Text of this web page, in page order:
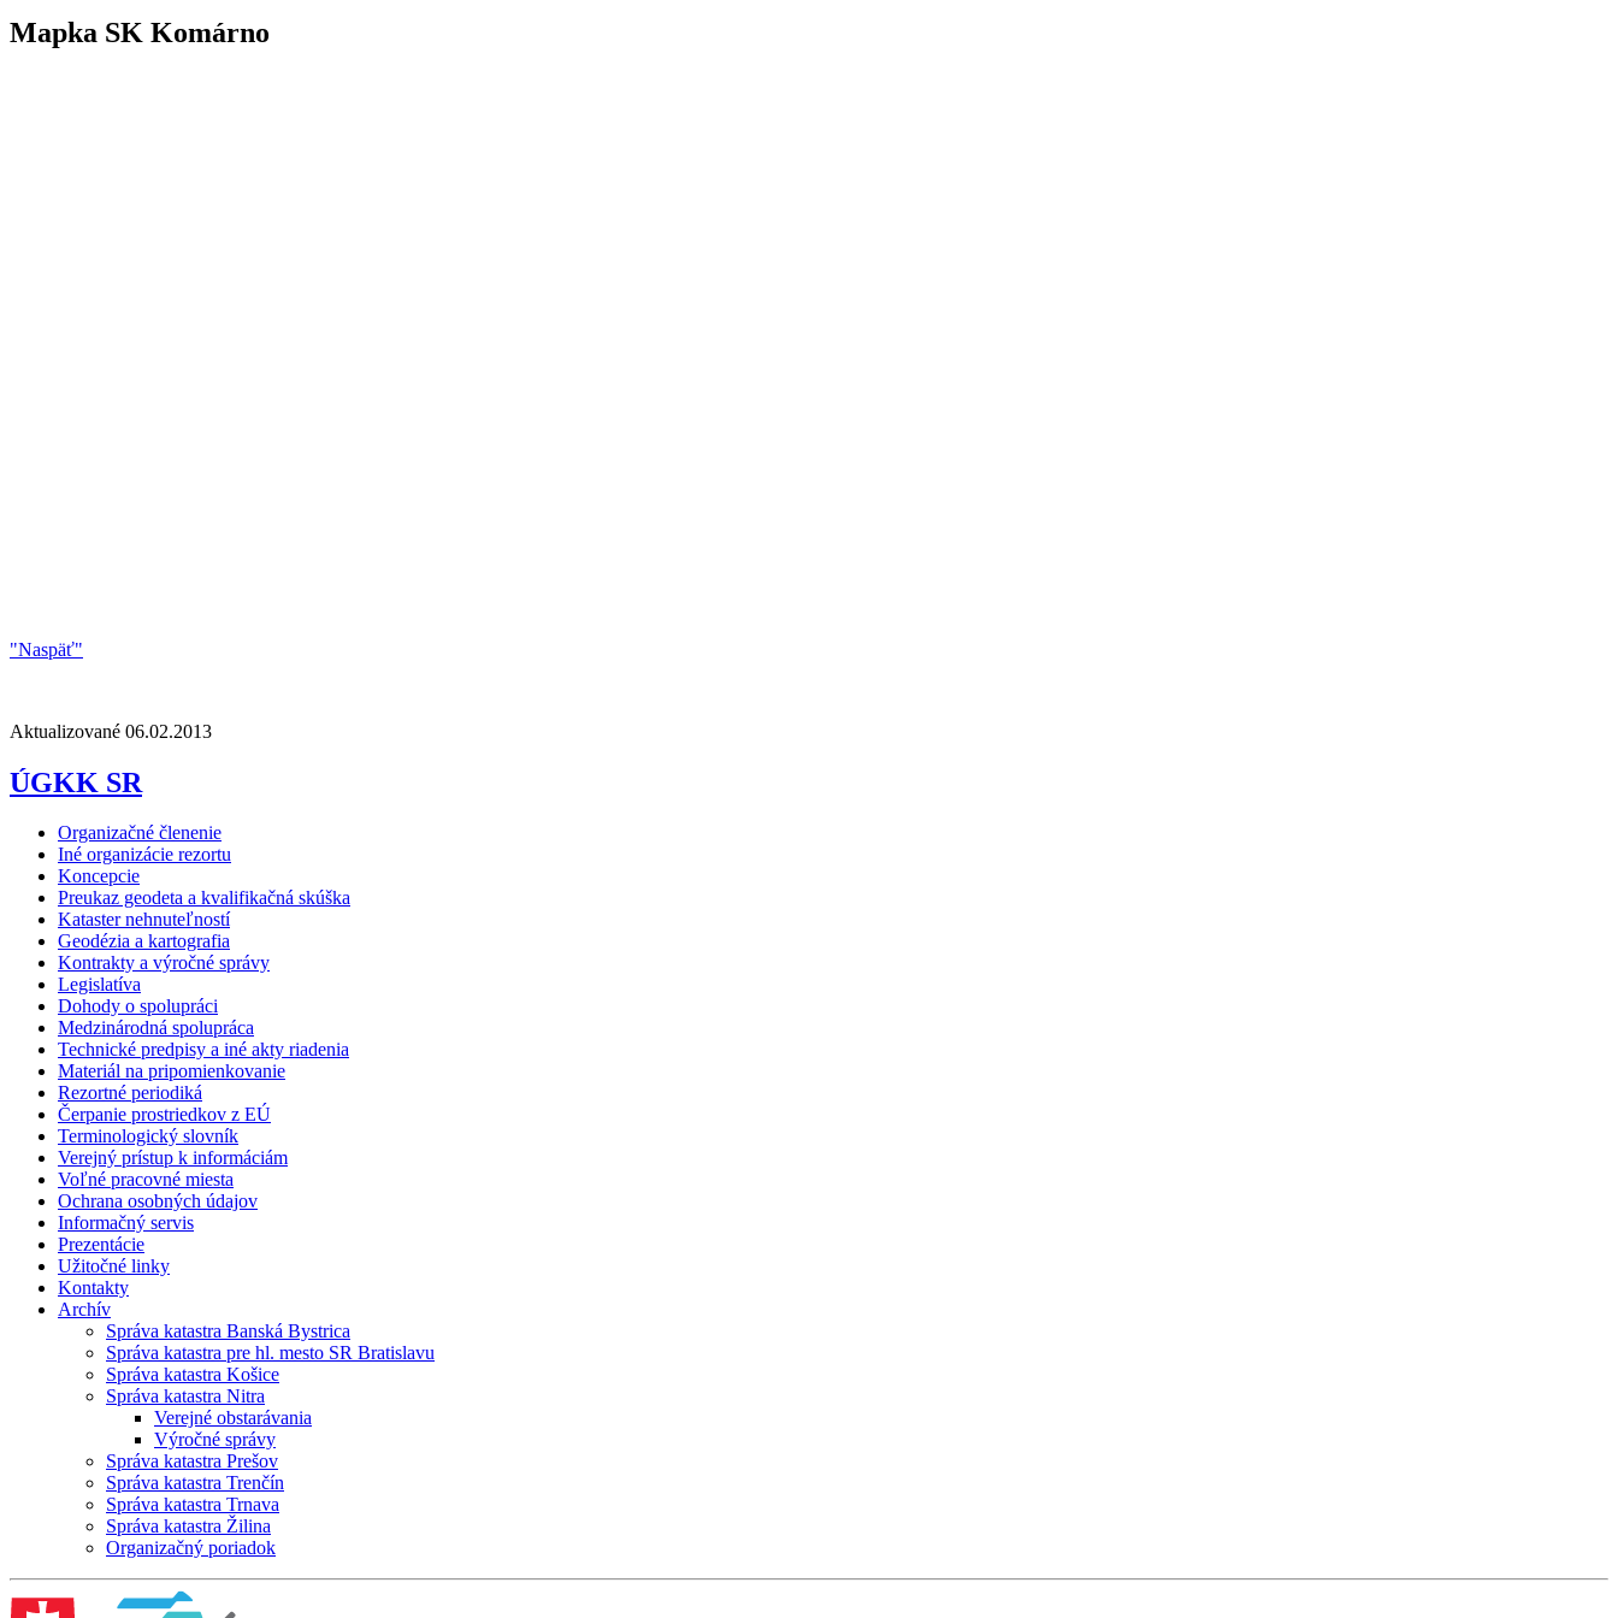
Mapka SK Komárno
"Naspäť"
Aktualizované 06.02.2013
ÚGKK SR
Organizačné členenie
Iné organizácie rezortu
Koncepcie
Preukaz geodeta a kvalifikačná skúška
Kataster nehnuteľností
Geodézia a kartografia
Kontrakty a výročné správy
Legislatíva
Dohody o spolupráci
Medzinárodná spolupráca
Technické predpisy a iné akty riadenia
Materiál na pripomienkovanie
Rezortné periodiká
Čerpanie prostriedkov z EÚ
Terminologický slovník
Verejný prístup k informáciám
Voľné pracovné miesta
Ochrana osobných údajov
Informačný servis
Prezentácie
Užitočné linky
Kontakty
Archív
Správa katastra Banská Bystrica
Správa katastra pre hl. mesto SR Bratislavu
Správa katastra Košice
Správa katastra Nitra
Verejné obstarávania
Výročné správy
Správa katastra Prešov
Správa katastra Trenčín
Správa katastra Trnava
Správa katastra Žilina
Organizačný poriadok